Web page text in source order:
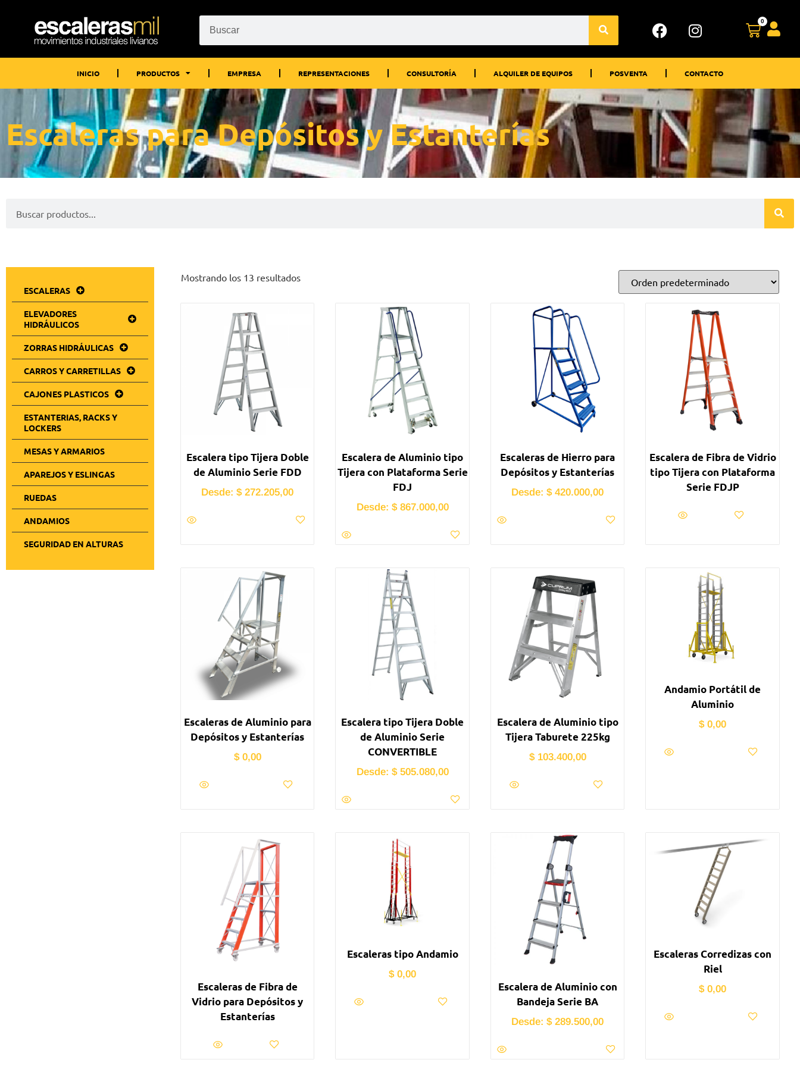
0
INICIO PRODUCTOS EMPRESA REPRESENTACIONES CONSULTORÍA ALQUILER DE EQUIPOS POSVENTA CONTACTO
Escaleras para Depósitos y Estanterías
ESCALERAS
ELEVADORES
HIDRÁULICOS
ZORRAS HIDRÁULICAS
CARROS Y CARRETILLAS
CAJONES PLASTICOS
ESTANTERIAS, RACKS Y
LOCKERS
MESAS Y ARMARIOS
APAREJOS Y ESLINGAS
RUEDAS
ANDAMIOS
SEGURIDAD EN ALTURAS
Mostrando los 13 resultados
Escalera tipo Tijera Doble
de Aluminio Serie FDD
Desde:$272.205,00
Escalera de Aluminio tipo
Tijera con Plataforma Serie
FDJ
Desde: $867.000,00
Escaleras de Hierro para
Depósitos y Estanterías
Desde:$420.000,00
Escalera de Fibra de Vidrio
tipo Tijera con Plataforma
Serie FDJP
Escaleras de Aluminio para
Depósitos y Estanterías
$0,00
Escalera tipo Tijera Doble
de Aluminio Serie
CONVERTIBLE
Desde: $505.080,00
Escalera de Aluminio tipo
Tijera Taburete 225kg
$103.400,00
Andamio Portátil de
Aluminio
$0,00
Escaleras de Fibra de
Vidrio para Depósitos y
Estanterías
Escaleras tipo Andamio
$0,00
Escalera de Aluminio con
Bandeja Serie BA
Desde:$289.500,00
Escaleras Corredizas con
Riel
$0,00